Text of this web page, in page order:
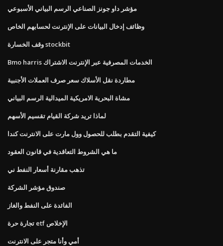
مؤشر داو جونز الصناعي الرسم البياني الأسبوعي
وظائف إدخال البيانات على الإنترنت لحسابهم الخاص
وقف الخسارة stockbit
Bmo harris الخدمات المصرفية عبر الإنترنت الاشتراك
مطاردة نقل الأسلاك سعر صرف العملات الأجنبية
مشاة البحرية الامريكية الميدالية الرسم البياني
لماذا تريد شركة القيام تقسيم الأسهم
كيفية التقدم بطلب للحصول وول مارت على الانترنت كندا
ما هي الشروط التعاقدية في قانون العقود
تذهب مقارنة أسعار النفط ني
صندوق مؤشر الشركة
الفائدة على النفط والغاز
تجارة حرة etf الإخلاص
أمي وأنا متجر على الانترنت